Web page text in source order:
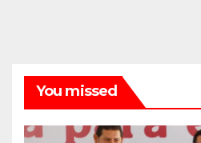
You missed